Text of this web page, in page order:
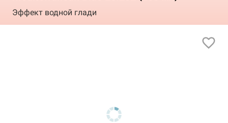
Эффект водной глади